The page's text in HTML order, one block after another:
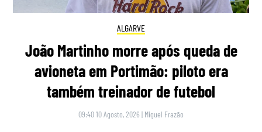
ALGARVE
João Martinho morre após queda de
avioneta em Portimão: piloto era
também treinador de futebol
09:40 10 Agosto, 2026 | Miguel Frazão